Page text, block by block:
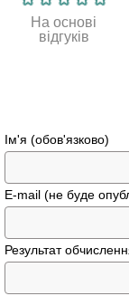
На основі
відгуків
Ім'я (обов'язково)
E-mail (не буде
Результат